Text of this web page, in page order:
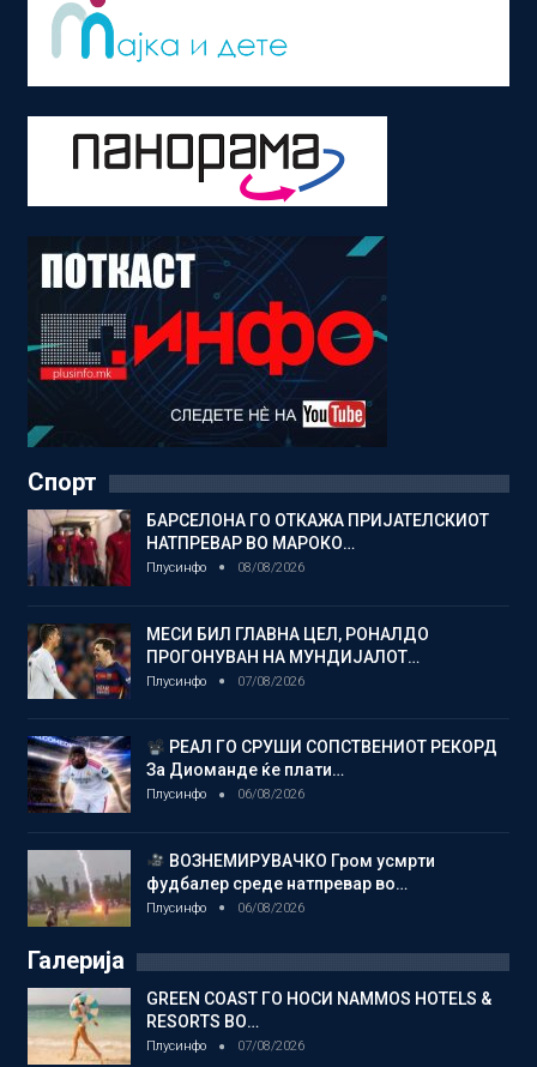
Спорт
БАРСЕЛОНА ГО ОТКАЖА ПРИЈАТЕЛСКИОТ
НАТПРЕВАР ВО МАРОКО…
Плусинфо 08/08/2026
МЕСИ БИЛ ГЛАВНА ЦЕЛ, РОНАЛДО
ПРОГОНУВАН НА МУНДИЈАЛОТ…
Плусинфо 07/08/2026
РЕАЛ ГО СРУШИ СОПСТВЕНИОТ РЕКОРД
За Диоманде ќе плати…
Плусинфо 06/08/2026
ВОЗНЕМИРУВАЧКО Гром усмрти
фудбалер среде натпревар во…
Плусинфо 06/08/2026
Галерија
GREEN COAST ГО НОСИ NAMMOS HOTELS &
RESORTS ВО…
Плусинфо 07/08/2026